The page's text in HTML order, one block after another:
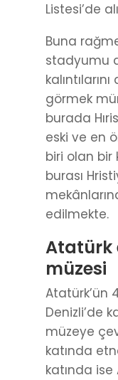
Listesi’de
Buna
stadyumu
görmek
burada
eski ve en
biri olan bir
burası
edilmekte.
Atatürk
müzesi
Atatürk’ün
Denizli’de
müzeye
katında
katında